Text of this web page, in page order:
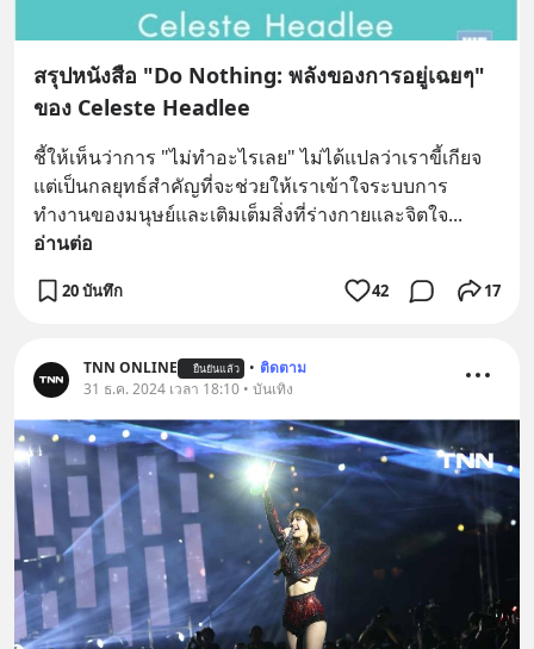
สรุปหนังสือ "Do Nothing: พลังของการอยู่เฉยๆ"
ของ Celeste Headlee
ชี้ให้เห็นว่าการ "ไม่ทำอะไรเลย" ไม่ได้แปลว่าเราขี้เกียจ
แต่เป็นกลยุทธ์สำคัญที่จะช่วยให้เราเข้าใจระบบการ
ทำงานของมนุษย์และเติมเต็มสิ่งที่ร่างกายและจิตใจ
อ่านต่อ
20 บันทึก 42 17
TNN ONLINE ยืนยันแล้ว • ติดตาม
31 ธ.ค. 2024 เวลา 18:10 • บันเทิง